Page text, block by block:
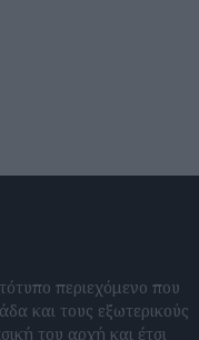
περιεχόμενο που
και τους εξωτερικούς
του αρχή και έτσι